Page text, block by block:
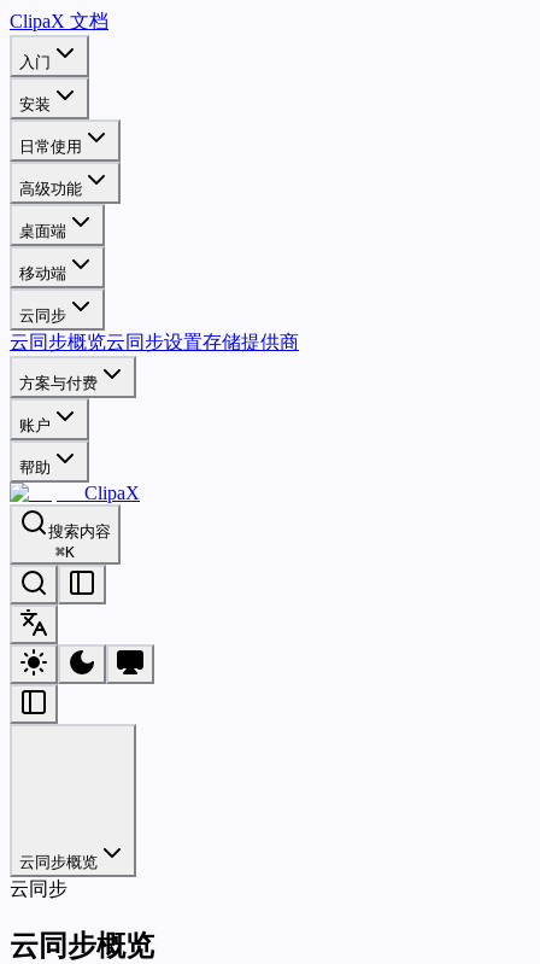
ClipaX 文档
入门
安装
日常使用
高级功能
桌面端
移动端
云同步
云同步概览云同步设置存储提供商
方案与付费
账户
帮助
ClipaX
搜索内容
⌘K
云同步概览
云同步
云同步概览